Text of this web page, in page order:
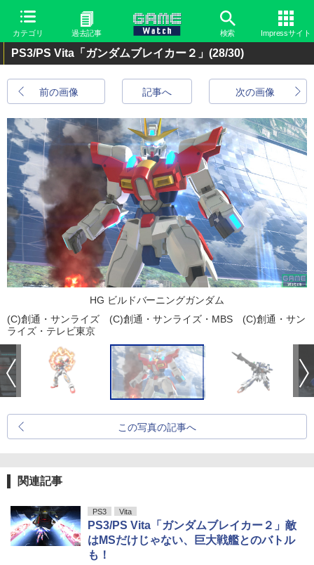
カテゴリ 過去記事 検索 Impressサイト
PS3/PS Vita「ガンダムブレイカー２」 (28/30)
前の画像 次の画像
記事へ
HG ビルドバーニングガンダム
(C)創通・サンライズ (C)創通・サンライズ・MBS (C)創通・サン
ライズ・テレビ東京
この写真の記事へ
関連記事
PS3 Vita
PS3/PS Vita「ガンダムブレイカー２」敵
はMSだけじゃない、巨大戦艦とのバトル
も！